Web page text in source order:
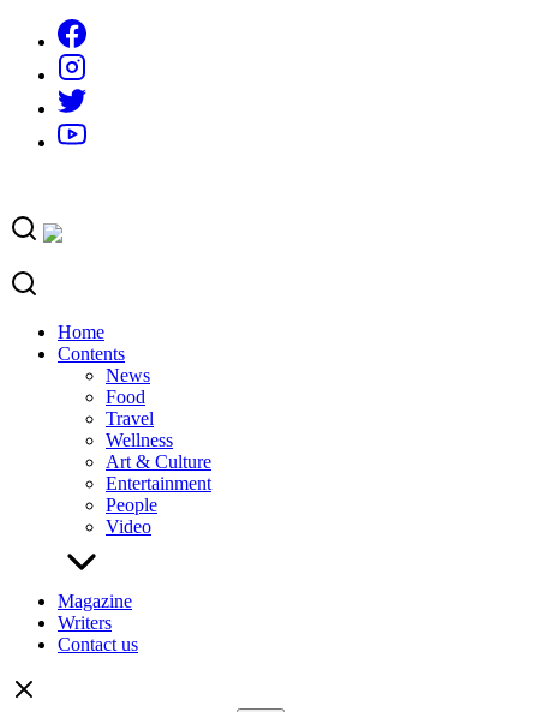
content
Home
Contents
News
Food
Travel
Wellness
Art & Culture
Entertainment
People
Video
Magazine
Writers
Contact us